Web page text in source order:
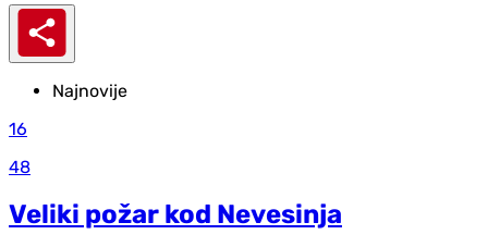
Najnovije
16
48
Veliki požar kod Nevesinja